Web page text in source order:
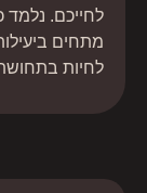
לחייכם. נלמד
מתחים
לחיות בתחושת